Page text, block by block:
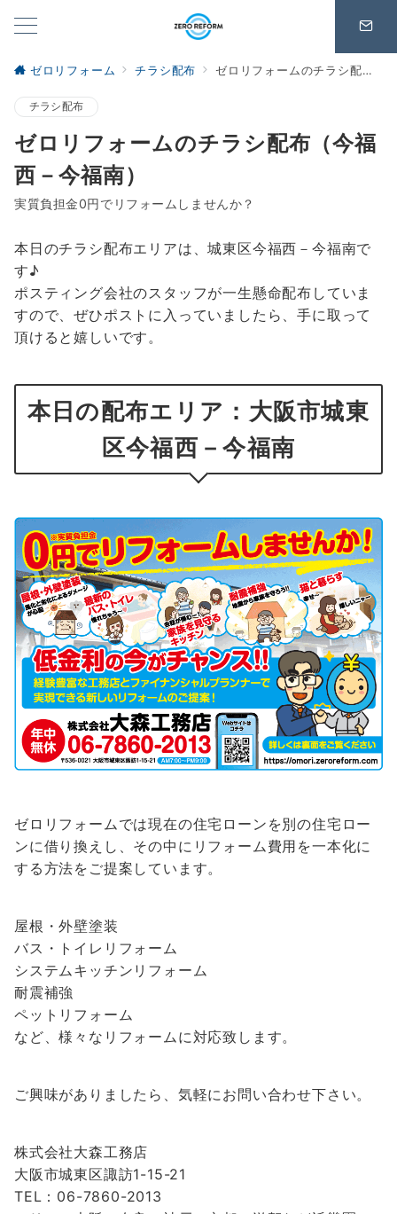
ゼロリフォーム チラシ配布 ゼロリフォームのチラシ配布（今福西－今福南）
チラシ配布
ゼロリフォームのチラシ配布（今福
西－今福南）
実質負担金0円でリフォームしませんか？
本日のチラシ配布エリアは、城東区今福西－今福南で
す♪
ポスティング会社のスタッフが一生懸命配布していま
すので、ぜひポストに入っていましたら、手に取って
頂けると嬉しいです。
本日の配布エリア：大阪市城東
区今福西－今福南
ゼロリフォームでは現在の住宅ローンを別の住宅ロー
ンに借り換えし、その中にリフォーム費用を一本化に
する方法をご提案しています。
屋根・外壁塗装
バス・トイレリフォーム
システムキッチンリフォーム
耐震補強
ペットリフォーム
など、様々なリフォームに対応致します。
ご興味がありましたら、気軽にお問い合わせ下さい。
株式会社大森工務店
大阪市城東区諏訪1-15-21
TEL：06-7860-2013